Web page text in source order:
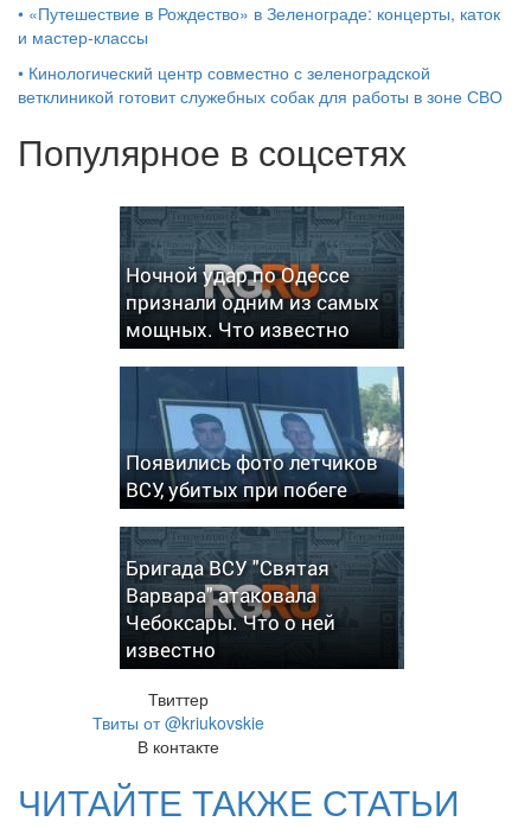
• «Путешествие в Рождество» в Зеленограде: концерты, каток
и мастер‑классы
• Кинологический центр совместно с зеленоградской
ветклиникой готовит служебных собак для работы в зоне СВО
Популярное в соцсетях
Ночной удар по Одессе
признали одним из самых
мощных. Что известно
Появились фото летчиков
ВСУ, убитых при побеге
Бригада ВСУ "Святая
Варвара" атаковала
Чебоксары. Что о ней
известно
Твиттер
Твиты от @kriukovskie
В контакте
ЧИТАЙТЕ ТАКЖЕ СТАТЬИ